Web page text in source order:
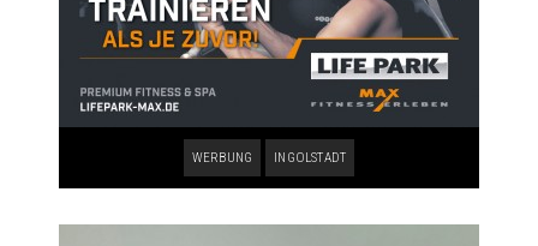
WERBUNG INGOLSTADT